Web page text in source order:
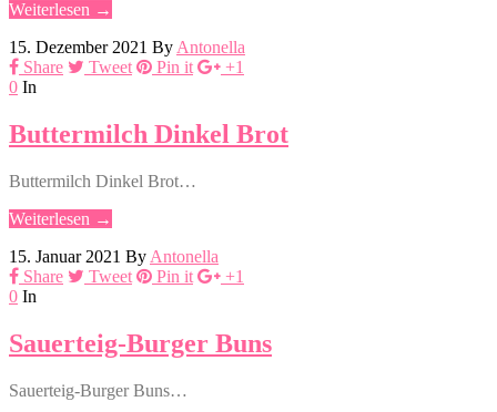
Weiterlesen →
15. Dezember 2021 By Antonella
Share
Tweet Pin it
+1
0 In
Buttermilch Dinkel Brot
Buttermilch Dinkel Brot…
Weiterlesen →
15. Januar 2021 By Antonella
Share
Tweet Pin it
+1
0 In
Sauerteig-Burger Buns
Sauerteig-Burger Buns…